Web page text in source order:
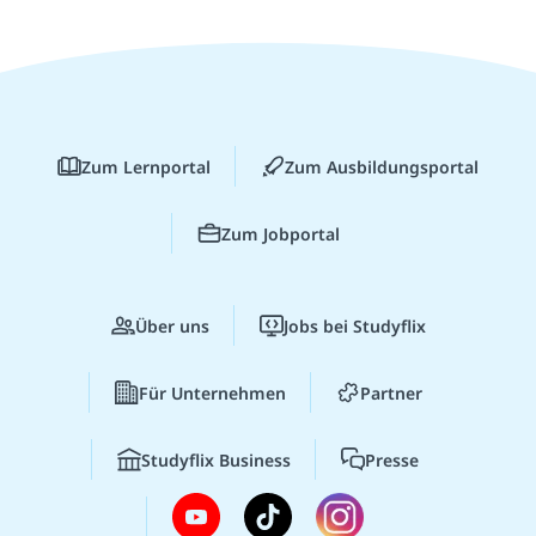
Zum Lernportal Zum Ausbildungsportal
Zum Jobportal
Über uns Jobs bei Studyflix
Für Unternehmen Partner
Studyflix Business Presse